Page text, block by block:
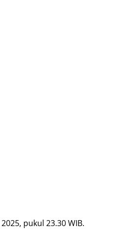
pukul 23.30 WIB.